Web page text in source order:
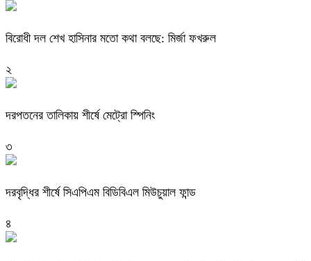
বিরোধী দল শেখ হাসিনার মতো কথা বলছে: মির্জা ফখরুল
২
দরপতনের তালিকায় শীর্ষে মেট্রো স্পিনিং
৩
দরবৃদ্ধির শীর্ষে সিএপিএম বিডিবিএল মিউচুয়াল ফান্ড
৪